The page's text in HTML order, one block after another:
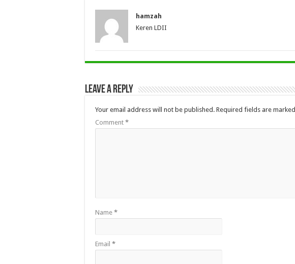
hamzah
Keren LDII
Leave a Reply
Your email address will not be published. Required fields are marked
Comment *
Name *
Email *